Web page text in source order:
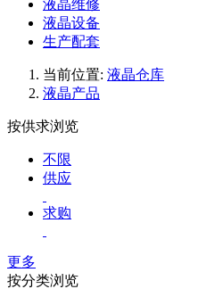
液晶维修
液晶设备
生产配套
当前位置: 液晶仓库
液晶产品
按供求浏览
不限
供应
求购
更多
按分类浏览